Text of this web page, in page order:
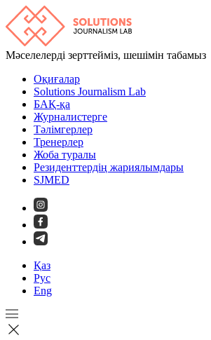
Мәселелерді зерттейміз, шешімін табамыз
Оқиғалар
Solutions Journalism Lab
БАҚ-қа
Журналистерге
Тәлімгерлер
Тренерлер
Жоба туралы
Резиденттердің жариялымдары
SJMED
Қаз
Рус
Eng